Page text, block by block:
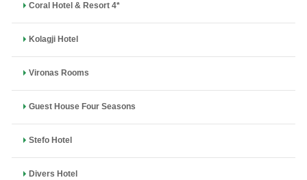
Coral Hotel & Resort 4*
Kolagji Hotel
Vironas Rooms
Guest House Four Seasons
Stefo Hotel
Divers Hotel